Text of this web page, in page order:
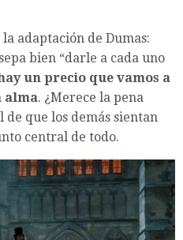
adaptación de Dumas:
bien “darle a cada uno
un precio que vamos a
alma. ¿Merece la pena
que los demás sientan
central de todo.